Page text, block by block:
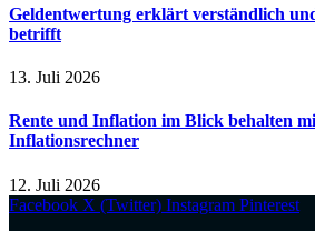
Geldentwertung erklärt verständlich
betrifft
13. Juli 2026
Rente und Inflation im Blick behalten
Inflationsrechner
12. Juli 2026
Facebook X (Twitter) Instagram Pinterest